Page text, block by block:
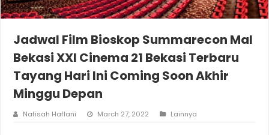
Jadwal Film Bioskop Summarecon Mal
Bekasi XXI Cinema 21 Bekasi Terbaru
Tayang Hari Ini Coming Soon Akhir
Minggu Depan
Nafisah Haflani March 27, 2022 Lainnya